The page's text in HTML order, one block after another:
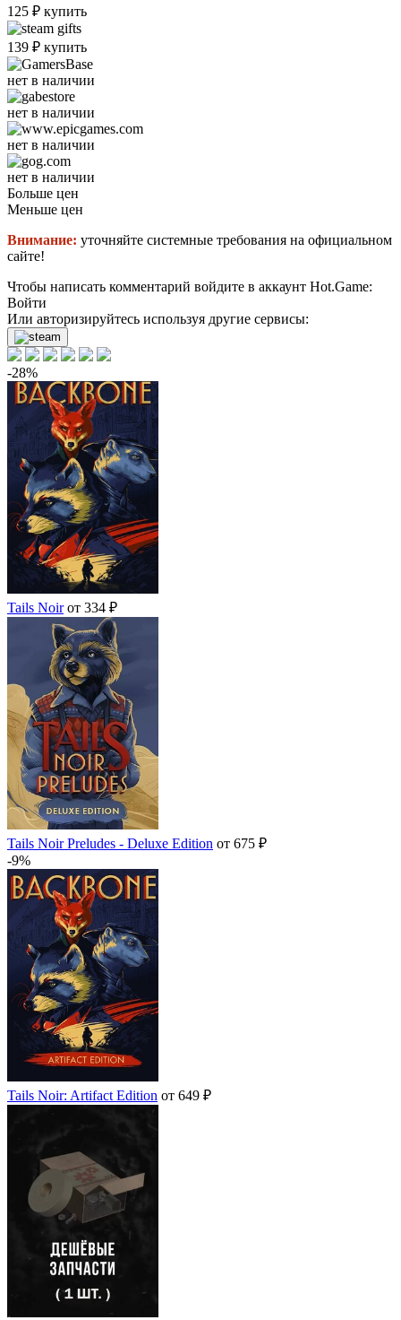
125 ₽ купить
139 ₽ купить
нет в наличии
нет в наличии
нет в наличии
нет в наличии
Больше цен
Меньше цен
Внимание: уточняйте системные требования на официальном
сайте!
Чтобы написать комментарий войдите в аккаунт Hot.Game:
Войти
Или авторизируйтесь используя другие сервисы:
-28%
Tails Noirот 334 ₽
Tails Noir Preludes - Deluxe Edition от 675 ₽
-9%
Tails Noir: Artifact Edition от 649 ₽